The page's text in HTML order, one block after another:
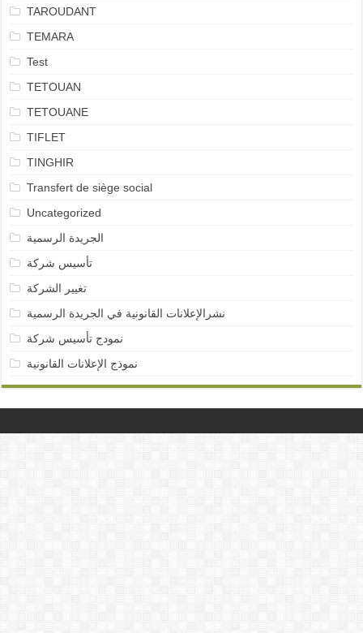
TAROUDANT
TEMARA
Test
TETOUAN
TETOUANE
TIFLET
TINGHIR
Transfert de siège social
Uncategorized
الجريدة الرسمية
تأسيس شركة
تغيير الشركة
نشرالإعلانات القانونية في الجريدة الرسمية
نمودج تأسيس شركة
نموذج الإعلانات القانونية